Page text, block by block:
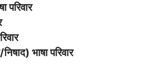
परिवार
भाषा परिवार